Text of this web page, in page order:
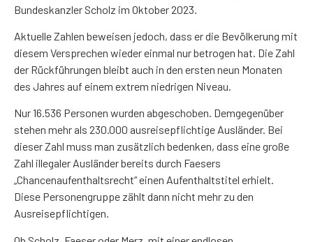
Bundeskanzler Scholz im Oktober 2023.
Aktuelle Zahlen beweisen jedoch, dass er die Bevölkerung mit
diesem Versprechen wieder einmal nur betrogen hat. Die Zahl
der Rückführungen bleibt auch in den ersten neun Monaten
des Jahres auf einem extrem niedrigen Niveau.
Nur 16.536 Personen wurden abgeschoben. Demgegenüber
stehen mehr als 230.000 ausreisepflichtige Ausländer. Bei
dieser Zahl muss man zusätzlich bedenken, dass eine große
Zahl illegaler Ausländer bereits durch Faesers
„Chancenaufenthaltsrecht“ einen Aufenthaltstitel erhielt.
Diese Personengruppe zählt dann nicht mehr zu den
Ausreisepflichtigen.